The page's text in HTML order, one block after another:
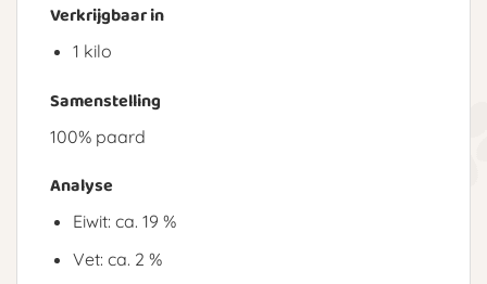
Verkrijgbaar in
1 kilo
Samenstelling
100% paard
Analyse
Eiwit: ca. 19 %
Vet: ca. 2 %